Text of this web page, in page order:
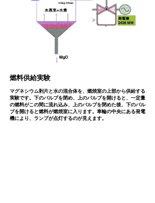
燃料供給実験
​マグネシウム剥片と水の混合体を、燃焼室の上部から供給する
実験です。下のバルブを閉め、上のバルブを開けると、一定量
の燃料がこの間に流れ込み、上のバルブを閉めた後、下のバル
ブを開けると燃料が燃焼室に入ります。車輪の中央にある発電
機により、ランプが点灯するのが見えます。